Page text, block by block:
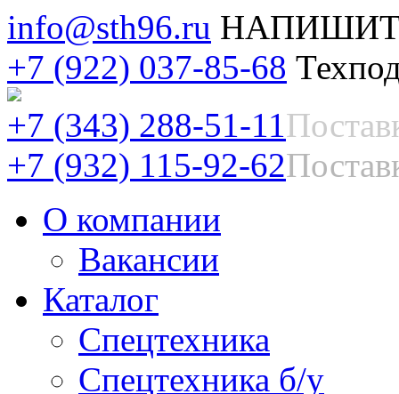
info@sth96.ru
+7 (922) 037-85-68
+7 (343) 288-51-11
+7 (932) 115-92-62
О компании
Вакансии
Каталог
Спецтехника
Спецтехника б/у